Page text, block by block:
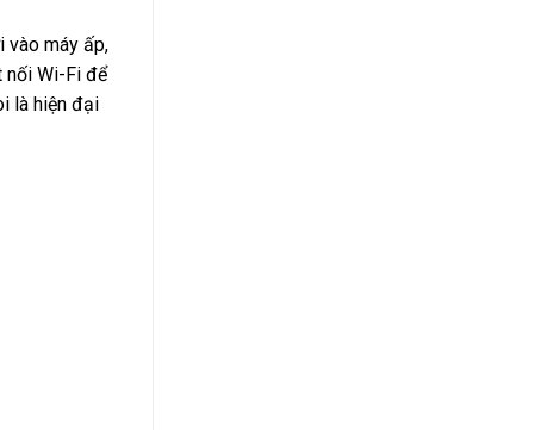
vào máy ấp,
nối Wi-Fi để
là hiện đại